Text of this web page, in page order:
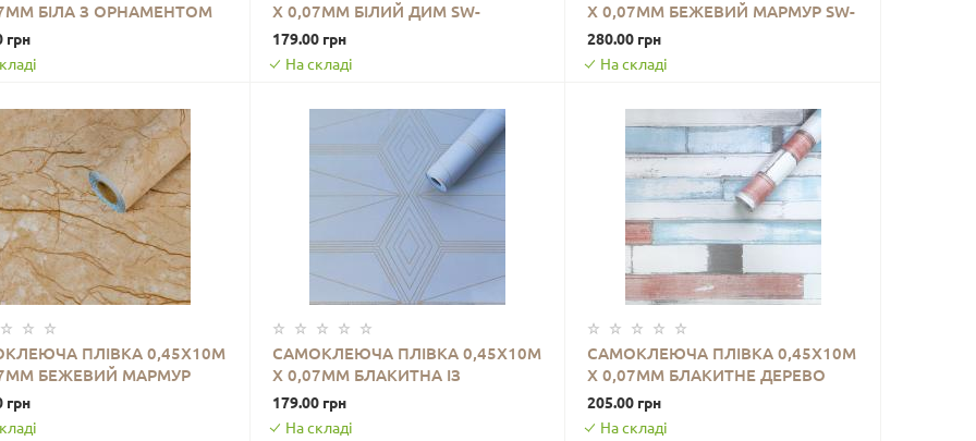
БІЛА З ОРНАМЕНТОМ
грн
ДО КОШИКА
Х 0,07ММ БІЛИЙ ДИМ SW-
00001211
179.00 грн
На складі
ДО КОШИКА
Х 0,07ММ БЕЖЕВИЙ МАРМУР SW-
00001278
280.00 грн
На складі
ДО КОШИКА
ПЛІВКА 0,45Х10М
БЕЖЕВИЙ МАРМУР
SW-00001277
грн
ДО КОШИКА
САМОКЛЕЮЧА ПЛІВКА 0,45Х10М
Х 0,07ММ БЛАКИТНА ІЗ
ЗОЛОТОМ SW-00001218
179.00 грн
На складі
ДО КОШИКА
САМОКЛЕЮЧА ПЛІВКА 0,45Х10М
Х 0,07ММ БЛАКИТНЕ ДЕРЕВО
SW-00001264
205.00 грн
На складі
ДО КОШИКА